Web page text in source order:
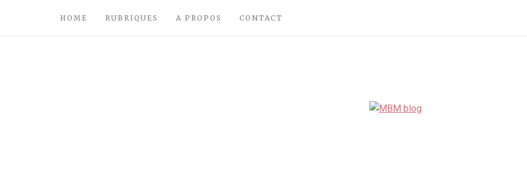
HOME RUBRIQUES A PROPOS CONTACT